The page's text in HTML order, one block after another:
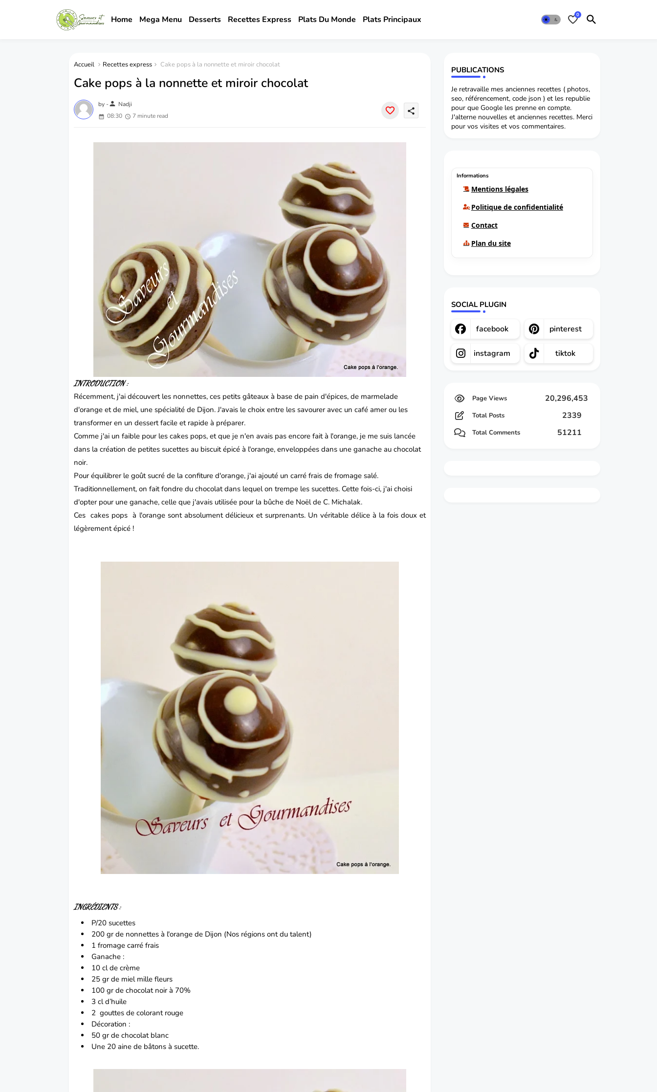
Home Mega Menu Desserts Recettes Express Plats Du Monde Plats Principaux 0
Accueil Recettes express Cake pops à la nonnette et miroir chocolat
Cake pops à la nonnette et miroir chocolat
by -person Nadji
08:30
7 minute read
share
INTRODUCTION :
Récemment, j'ai découvert les nonnettes, ces petits gâteaux à base de pain d'épices, de marmelade
d'orange et de miel, une spécialité de Dijon. J'avais le choix entre les savourer avec un café amer ou les
transformer en un dessert facile et rapide à préparer.
Comme j'ai un faible pour les cakes pops, et que je n'en avais pas encore fait à l'orange, je me suis lancée
dans la création de petitessucettes au biscuit épicé à l'orange, enveloppées dans une ganache au chocolat
noir.
Pour équilibrer le goût sucré de la confiture d'orange, j'ai ajouté un carré frais de fromage salé.
Traditionnellement, on fait fondre du chocolat dans lequel on trempe les sucettes. Cette fois-ci, j'ai choisi
d'opter pour une ganache, celle que j'avais utilisée pour la bûche de Noëlde C. Michalak.
Ces cakes pops à l'orange sont absolument délicieux et surprenants. Un véritable délice à la fois doux et
légèrement épicé !
INGRÉDIENTS :
P/20 sucettes
200 gr de nonnettes à l'orange de Dijon (Nos régions ont du talent)
1 fromage carré frais
Ganache :
10 cl de crème
25 gr de miel mille fleurs
100 gr de chocolat noir à 70%
3 cl d’huile
2 gouttes de colorant rouge
Décoration :
50 gr de chocolat blanc
Une 20 aine de bâtons à sucette.
PUBLICATIONS
Je retravaille mes anciennes recettes ( photos,
seo, référencement, code json ) et les republie
pour que Google les prenne en compte.
J'alterne nouvelles et anciennes recettes. Merci
pour vos visites et vos commentaires.
Informations
Mentions légales
Politique de confidentialité
Contact
Plan du site
SOCIAL PLUGIN
facebook pinterest
instagram tiktok
20,296,453
Total Posts 2339
Total Comments 51211